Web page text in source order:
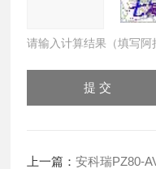
请输入计算结果（填写
上一篇：安科瑞PZ80-